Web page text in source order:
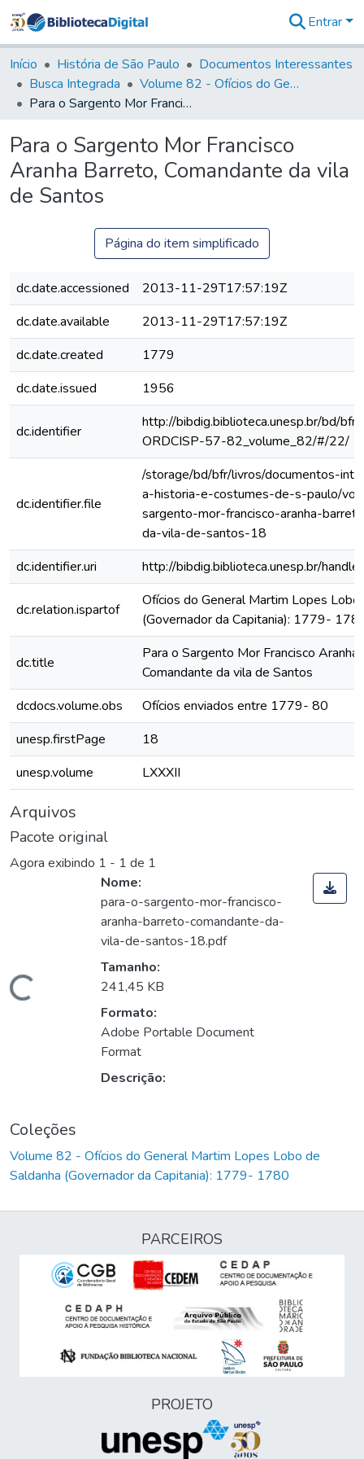
&
Coleções
Tudo na
Biblioteca
Estatísticas
Entrar
Início História de São Paulo
Documentos Interessantes
Busca Integrada
Volume 82 - Ofícios do General Martim Lopes Lobo de Saldanha (Governador da Capitania): 1779- 1780
Para o Sargento Mor Francisco Aranha Barreto, Comandante da vila de Santos
Para o Sargento Mor Francisco
Aranha Barreto, Comandante da vila
de Santos
Página do item simplificado
dc.date.accessioned
2013-11-29T17:57:19Z
dc.date.available
2013-11-29T17:57:19Z
dc.date.created
1779
dc.date.issued
1956
dc.identifier
http://bibdig.biblioteca.unesp.br/bd/
ORDCISP-57-82_volume_82/#/22/
dc.identifier.file
/storage/bd/bfr/livros/documentos-
a-historia-e-costumes-de-s-paulo/
sargento-mor-francisco-aranha-
da-vila-de-santos-18
dc.identifier.uri
http://bibdig.biblioteca.unesp.br/
dc.relation.ispartof
Ofícios do General Martim Lopes Lobo
(Governador da Capitania): 1779-
dc.title
Para o Sargento Mor Francisco Aranha
Comandante da vila de Santos
dcdocs.volume.obs
Ofícios enviados entre 1779- 80
unesp.firstPage
18
unesp.volume
LXXXII
Arquivos
Pacote original
Agora exibindo 1 - 1 de 1
Carregando...
Nome:
para-o-sargento-mor-francisco-
aranha-barreto-comandante-da-
vila-de-santos-18.pdf
Tamanho:
241,45 KB
Formato:
Adobe Portable Document
Format
Descrição:
Coleções
Volume 82 - Ofícios do General Martim Lopes Lobo de
Saldanha (Governador da Capitania): 1779- 1780
PARCEIROS
PROJETO